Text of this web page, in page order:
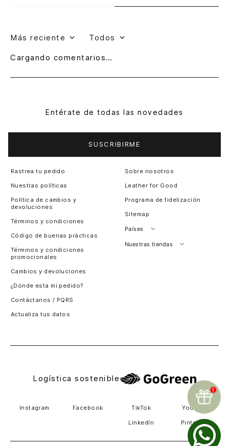
Más reciente Todos
Cargando comentarios…
Entérate de todas las novedades
SUSCRIBIRME
Rastrea tu pedido
Nuestras políticas
Política de cambios y
devoluciones
Términos y condiciones
Código de buenas prácticas
Términos y condiciones
promocionales
Cambios y devoluciones
¿Dónde esta mi pedido?
Contáctanos / PQRS
Actualiza tus datos
Sobre nosotros
Leather for Good
Programa de fidelización
Sitemap
Países
Perú
Nuestras tiendas
Logística sostenible
Instagram Facebook TikTok Youtube
LinkedIn Pinterest